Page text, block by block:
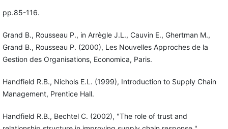
pp.85-116.
Grand B., Rousseau P., in Arrègle J.L., Cauvin E., Ghertman M.,
Grand B., Rousseau P. (2000), Les Nouvelles Approches de la
Gestion des Organisations, Economica, Paris.
Handfield R.B., Nichols E.L. (1999), Introduction to Supply Chain
Management, Prentice Hall.
Handfield R.B., Bechtel C. (2002), "The role of trust and